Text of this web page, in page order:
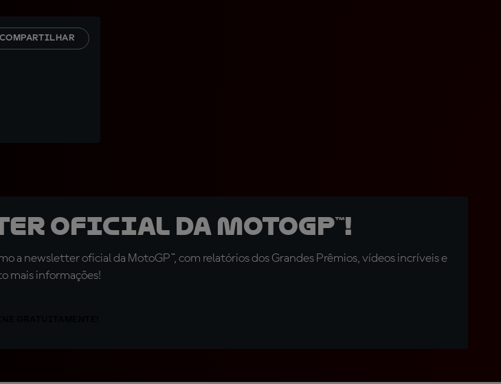
COMPARTILHAR
oficial da MotoGP™!
a newsletter oficial da MotoGP™, com relatórios dos Grandes Prêmios, vídeos incríveis e
mais informações!